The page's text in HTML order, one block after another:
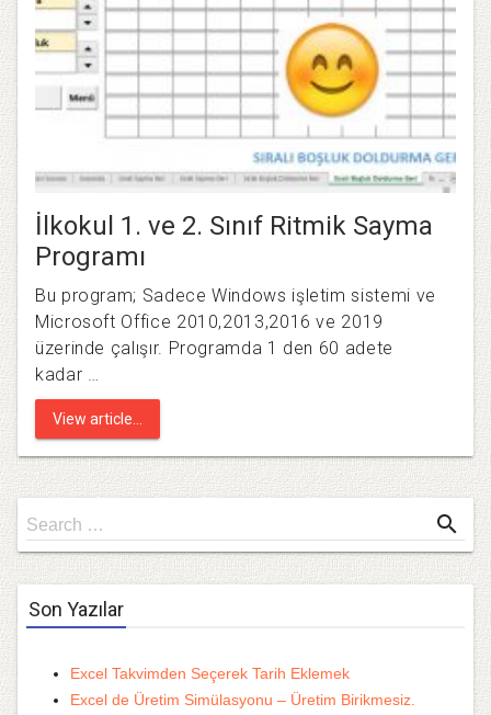
İlkokul 1. ve 2. Sınıf Ritmik Sayma
Programı
Bu program; Sadece Windows işletim sistemi ve
Microsoft Office 2010,2013,2016 ve 2019
üzerinde çalışır. Programda 1 den 60 adete
kadar …
View article...
Search
for
Search … search
Son Yazılar
Excel Takvimden Seçerek Tarih Eklemek
Excel de Üretim Simülasyonu – Üretim Birikmesiz.